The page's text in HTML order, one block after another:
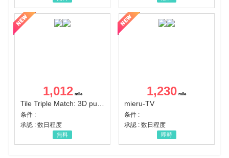
1,012
条件 :
承認 : 数日程度
無料
1,230
mieru-TV
条件 :
承認 : 数日程度
即時